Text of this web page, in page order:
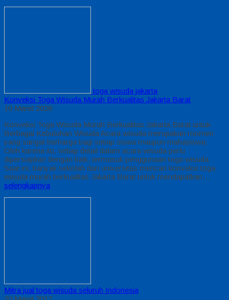
toga wisuda jakarta
Konveksi Toga Wisuda Murah Berkualitas Jakarta Barat
16 Maret 2026
Konveksi Toga Wisuda Murah Berkualitas Jakarta Barat untuk
Berbagai Kebutuhan Wisuda Acara wisuda merupakan momen
yang sangat berharga bagi setiap siswa maupun mahasiswa.
Oleh karena itu, setiap detail dalam acara wisuda perlu
dipersiapkan dengan baik, termasuk penggunaan toga wisuda.
Saat ini, banyak sekolah dan universitas mencari konveksi toga
wisuda murah berkualitas Jakarta Barat untuk mendapatkan…
selengkapnya
Mitra jual toga wisuda seluruh Indonesia